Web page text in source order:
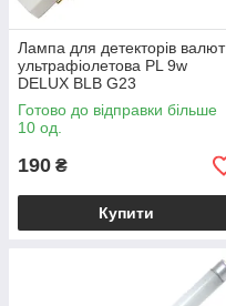
Лампа для детекторів валют
ультрафіолетова PL 9w
DELUX BLB G23
Готово до відправки більше
10 од.
190 ₴
Купити